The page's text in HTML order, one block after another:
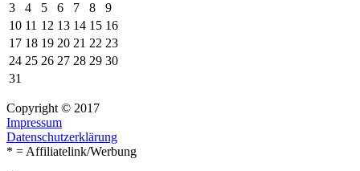
3
4 5 6 7 8
9
10 11 12 13 14 15 16
17 18 19 20 21 22 23
24 25 26 27 28 29 30
31
Copyright © 2017
Impressum
Datenschutzerklärung
* = Affiliatelink/Werbung